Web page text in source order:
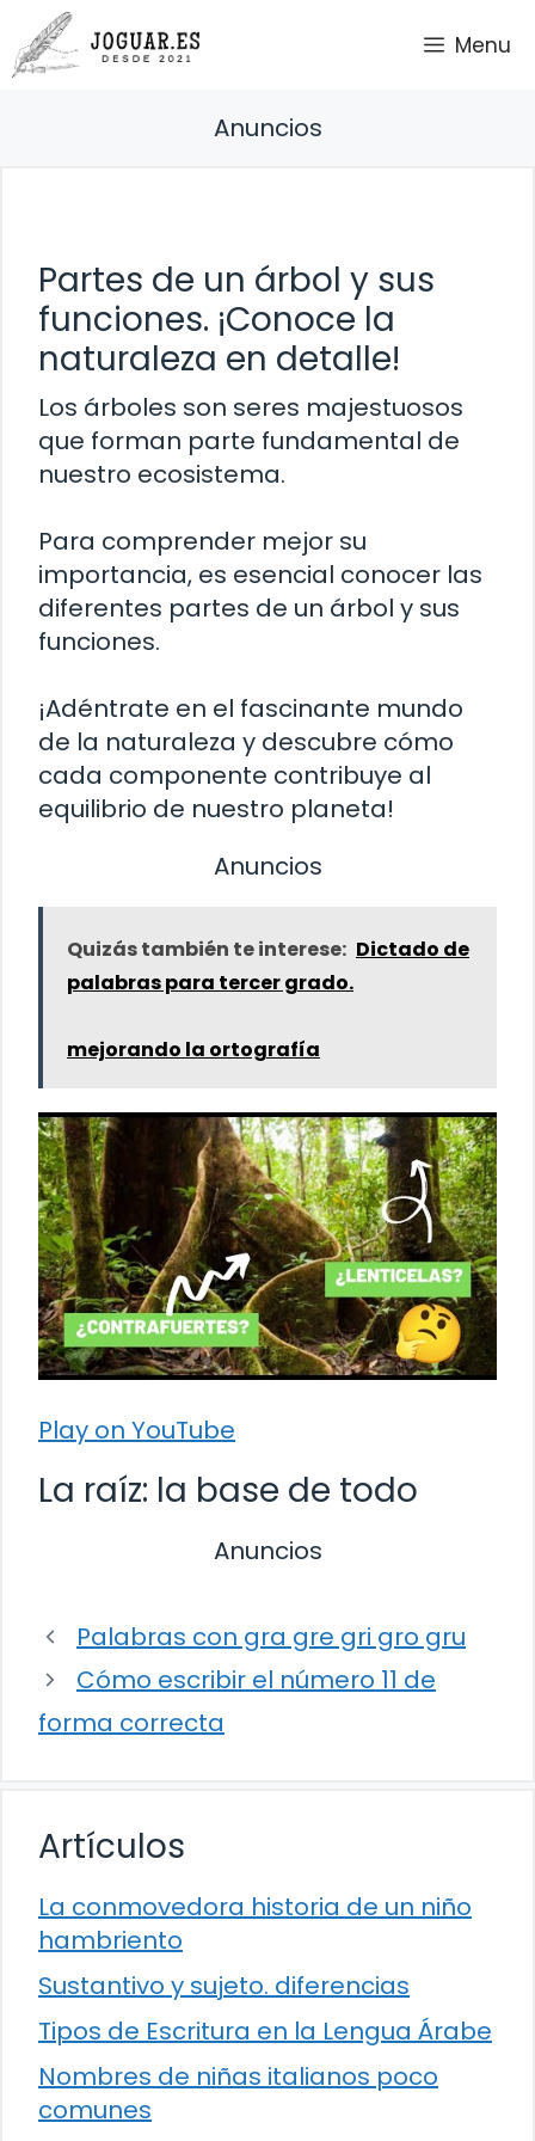
Saltar
al
contenido
Menu
Anuncios
Partes de un árbol y sus
funciones. ¡Conoce la
naturaleza en detalle!
Los árboles son seres majestuosos
que forman parte fundamental de
nuestro ecosistema.
Para comprender mejor su
importancia, es esencial conocer las
diferentes partes de un árbol y sus
funciones.
¡Adéntrate en el fascinante mundo
de la naturaleza y descubre cómo
cada componente contribuye al
equilibrio de nuestro planeta!
Anuncios
Quizás también te interese: Dictado de
palabras para tercer grado.
mejorando la ortografía
Play on YouTube
La raíz: la base de todo
Anuncios
Palabras con gra gre gri gro gru
Cómo escribir el número 11 de
forma correcta
Artículos
La conmovedora historia de un niño
hambriento
Sustantivo y sujeto. diferencias
Tipos de Escritura en la Lengua Árabe
Nombres de niñas italianos poco
comunes